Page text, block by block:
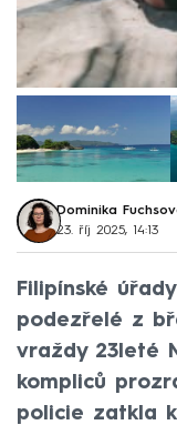
Dominika
23. říj 2025, 14:13
Filipínské
podezřelé z
vraždy 23leté
kompliců
policie zatkla